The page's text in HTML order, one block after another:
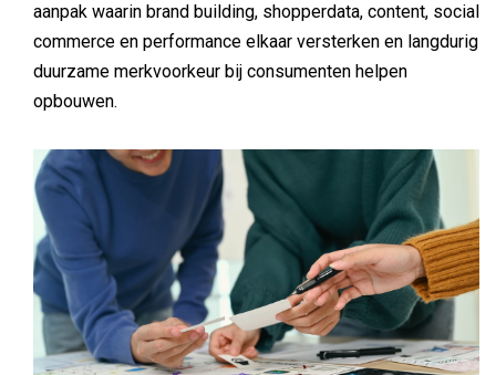
aanpak waarin brand building, shopperdata, content, social
commerce en performance elkaar versterken en langdurig
duurzame merkvoorkeur bij consumenten helpen
opbouwen.